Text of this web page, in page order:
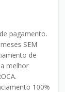
pagamento.
SEM
de
melhor
100%